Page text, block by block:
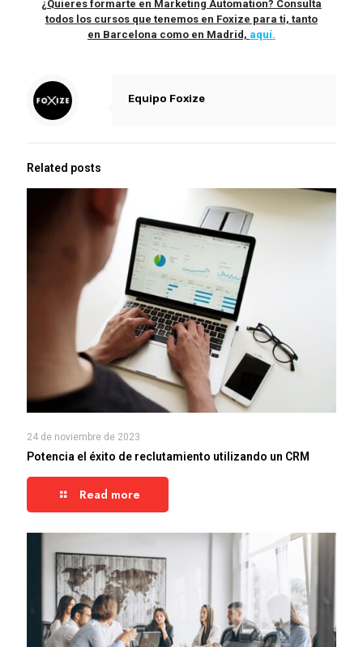
¿Quieres formarte en Marketing Automation? Consulta
todos los cursos que tenemos en Foxize para ti, tanto
en Barcelona como en Madrid, aquí.
Equipo Foxize
Related posts
24 de noviembre de 2023
Potencia el éxito de reclutamiento utilizando un CRM
Read more